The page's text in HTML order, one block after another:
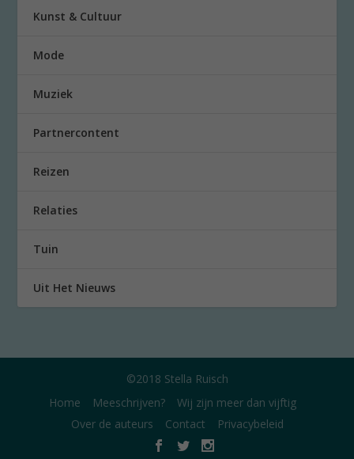
Kunst & Cultuur
Mode
Muziek
Partnercontent
Reizen
Relaties
Tuin
Uit Het Nieuws
©2018 Stella Ruisch
Home
Meeschrijven?
Wij zijn meer dan vijftig
Over de auteurs
Contact Privacybeleid